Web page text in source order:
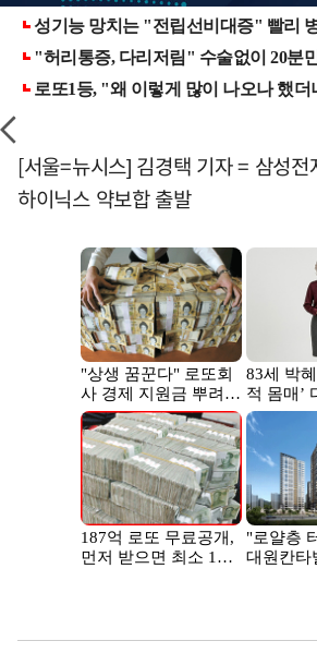
[서울=뉴시스] 김경택 기자 = 삼성
하이닉스 약보합 출발